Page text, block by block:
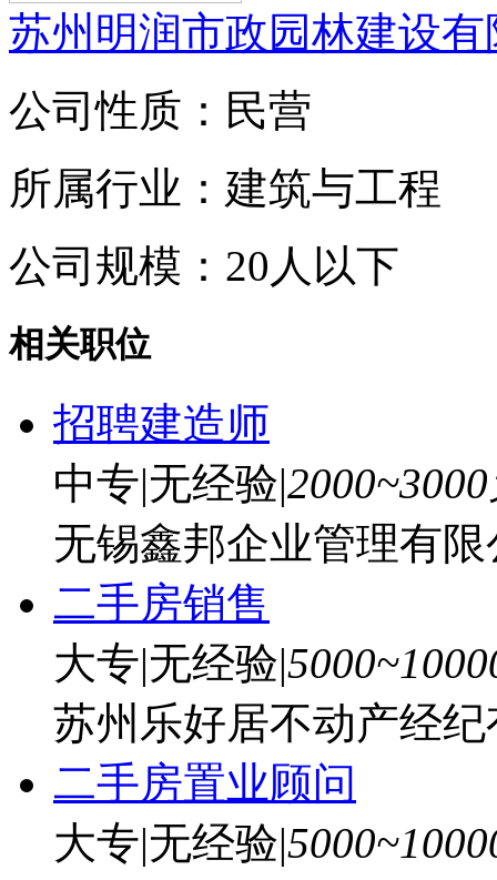
苏州明润市政园林建设有
公司性质：民营
所属行业：建筑与工程
公司规模：20人以下
相关职位
招聘建造师
中专|无经验|
无锡鑫邦企业管理有限
二手房销售
大专|无经验|
苏州乐好居不动产经
二手房置业顾问
大专|无经验|